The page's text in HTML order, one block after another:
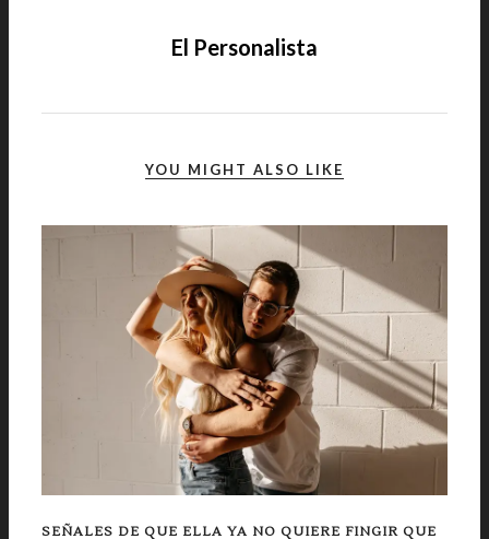
El Personalista
YOU MIGHT ALSO LIKE
SEÑALES DE QUE ELLA YA NO QUIERE FINGIR QUE